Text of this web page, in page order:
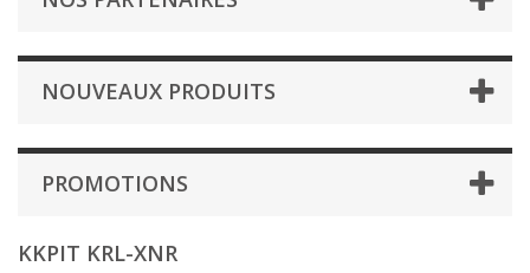
NOUVEAUX PRODUITS
PROMOTIONS
KKPIT KRL-XNR